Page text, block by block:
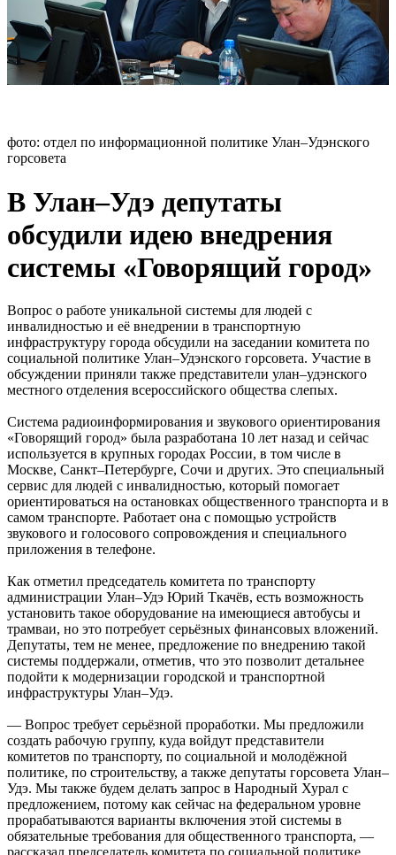
фото: отдел по информационной политике Улан–Удэнского
горсовета
В Улан–Удэ депутаты
обсудили идею внедрения
системы «Говорящий город»
Вопрос о работе уникальной системы для людей с
инвалидностью и её внедрении в транспортную
инфраструктуру города обсудили на заседании комитета по
социальной политике Улан–Удэнского горсовета. Участие в
обсуждении приняли также представители улан–удэнского
местного отделения всероссийского общества слепых.
Система радиоинформирования и звукового ориентирования
«Говорящий город» была разработана 10 лет назад и сейчас
используется в крупных городах России, в том числе в
Москве, Санкт–Петербурге, Сочи и других. Это специальный
сервис для людей с инвалидностью, который помогает
ориентироваться на остановках общественного транспорта и в
самом транспорте. Работает она с помощью устройств
звукового и голосового сопровождения и специального
приложения в телефоне.
Как отметил председатель комитета по транспорту
администрации Улан–Удэ Юрий Ткачёв, есть возможность
установить такое оборудование на имеющиеся автобусы и
трамваи, но это потребует серьёзных финансовых вложений.
Депутаты, тем не менее, предложение по внедрению такой
системы поддержали, отметив, что это позволит детальнее
подойти к модернизации городской и транспортной
инфраструктуры Улан–Удэ.
— Вопрос требует серьёзной проработки. Мы предложили
создать рабочую группу, куда войдут представители
комитетов по транспорту, по социальной и молодёжной
политике, по строительству, а также депутаты горсовета Улан–
Удэ. Мы также будем делать запрос в Народный Хурал с
предложением, потому как сейчас на федеральном уровне
прорабатываются варианты включения этой системы в
обязательные требования для общественного транспорта, —